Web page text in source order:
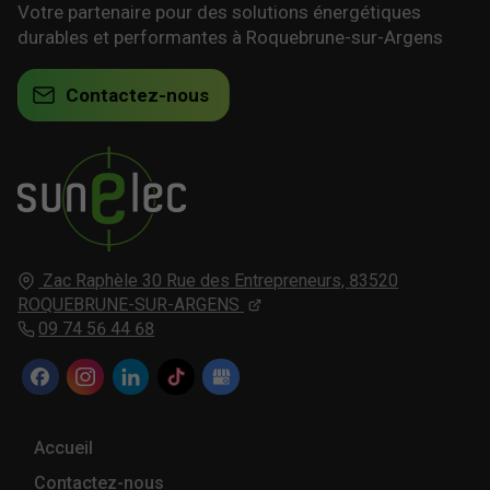
Zac Raphèle 30 Rue des Entrepreneurs, 83520
ROQUEBRUNE-SUR-ARGENS
09 74 56 44 68
Accueil
Contactez-nous
Votre partenaire pour des solutions énergétiques
durables et performantes à Roquebrune-sur-Argens
Contactez-nous